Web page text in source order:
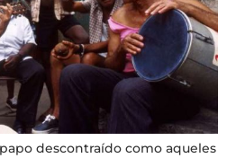
descontraído como aqueles